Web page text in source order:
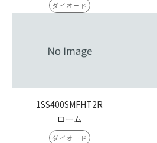
ダイオード
1SS400SMFHT2R
ローム
ダイオード